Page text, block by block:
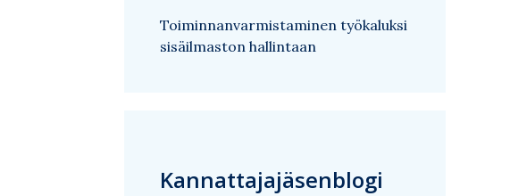
Toiminnanvarmistaminen työkaluksi
sisäilmaston hallintaan
Kannattajajäsenblogi